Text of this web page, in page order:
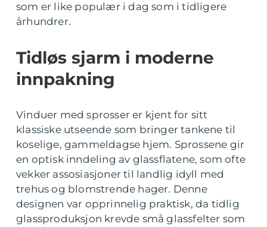
som er like populær i dag som i tidligere
århundrer.
Tidløs sjarm i moderne
innpakning
Vinduer med sprosser er kjent for sitt
klassiske utseende som bringer tankene til
koselige, gammeldagse hjem. Sprossene gir
en optisk inndeling av glassflatene, som ofte
vekker assosiasjoner til landlig idyll med
trehus og blomstrende hager. Denne
designen var opprinnelig praktisk, da tidlig
glassproduksjon krevde små glassfelter som